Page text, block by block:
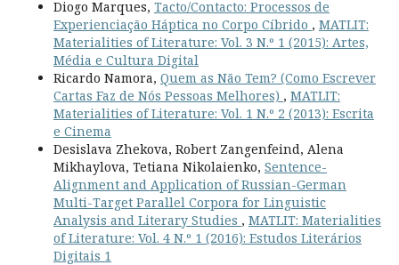
Diogo Marques, Tacto/Contacto: Processos de
Experienciação Háptica no Corpo Cíbrido , MATLIT:
Materialities of Literature: Vol. 3 N.º 1 (2015): Artes,
Média e Cultura Digital
Ricardo Namora, Quem as Não Tem? (Como Escrever
Cartas Faz de Nós Pessoas Melhores) , MATLIT:
Materialities of Literature: Vol. 1 N.º 2 (2013): Escrita
e Cinema
Desislava Zhekova, Robert Zangenfeind, Alena
Mikhaylova, Tetiana Nikolaienko, Sentence-
Alignment and Application of Russian-German
Multi-Target Parallel Corpora for Linguistic
Analysis and Literary Studies , MATLIT: Materialities
of Literature: Vol. 4 N.º 1 (2016): Estudos Literários
Digitais 1